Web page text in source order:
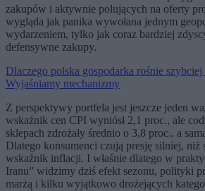
zakupów i aktywnie polujących na oferty
wygląda jak panika wywołana jednym
wydarzeniem, tylko jak coraz bardziej
defensywne zakupy.
Dlaczego polska gospodarka rośnie
Wyjaśniamy mechanizmy
Z perspektywy portfela jest jeszcze jeden
wskaźnik cen CPI wyniósł 2,1 proc., ale
sklepach zdrożały średnio o 3,8 proc., a
Dlatego konsumenci czują presję silniej, niż
wskaźnik inflacji. I właśnie dlatego w
Iranu” widzimy dziś efekt sezonu, polityki
marżą i kilku wyjątkowo drożejących